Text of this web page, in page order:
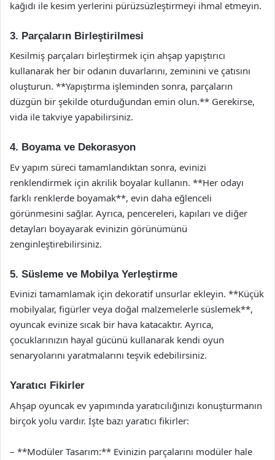
kağıdı ile kesim yerlerini pürüzsüzleştirmeyi ihmal etmeyin.
3. Parçaların Birleştirilmesi
Kesilmiş parçaları birleştirmek için ahşap yapıştırıcı
kullanarak her bir odanın duvarlarını, zeminini ve çatısını
oluşturun. **Yapıştırma işleminden sonra, parçaların
düzgün bir şekilde oturduğundan emin olun.** Gerekirse,
vida ile takviye yapabilirsiniz.
4. Boyama ve Dekorasyon
Ev yapım süreci tamamlandıktan sonra, evinizi
renklendirmek için akrilik boyalar kullanın. **Her odayı
farklı renklerde boyamak**, evin daha eğlenceli
görünmesini sağlar. Ayrıca, pencereleri, kapıları ve diğer
detayları boyayarak evinizin görünümünü
zenginleştirebilirsiniz.
5. Süsleme ve Mobilya Yerleştirme
Evinizi tamamlamak için dekoratif unsurlar ekleyin. **Küçük
mobilyalar, figürler veya doğal malzemelerle süslemek**,
oyuncak evinize sıcak bir hava katacaktır. Ayrıca,
çocuklarınızın hayal gücünü kullanarak kendi oyun
senaryolarını yaratmalarını teşvik edebilirsiniz.
Yaratıcı Fikirler
Ahşap oyuncak ev yapımında yaratıcılığınızı konuşturmanın
birçok yolu vardır. İşte bazı yaratıcı fikirler:
– **Modüler Tasarım:** Evinizin parçalarını modüler hale